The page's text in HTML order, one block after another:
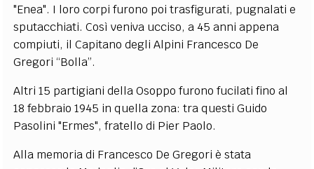
"Enea". I loro corpi furono poi trasfigurati, pugnalati e
sputacchiati. Così veniva ucciso, a 45 anni appena
compiuti, il Capitano degli Alpini Francesco De
Gregori “Bolla”.
Altri 15 partigiani della Osoppo furono fucilati fino al
18 febbraio 1945 in quella zona: tra questi Guido
Pasolini "Ermes", fratello di Pier Paolo.
Alla memoria di Francesco De Gregori è stata